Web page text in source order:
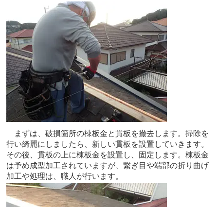
まずは、破損箇所の棟板金と貫板を撤去します。掃除を
行い綺麗にしましたら、新しい貫板を設置していきます。
その後、貫板の上に棟板金を設置し、固定します。棟板金
は予め成型加工されていますが、繋ぎ目や端部の折り曲げ
加工や処理は、職人が行います。